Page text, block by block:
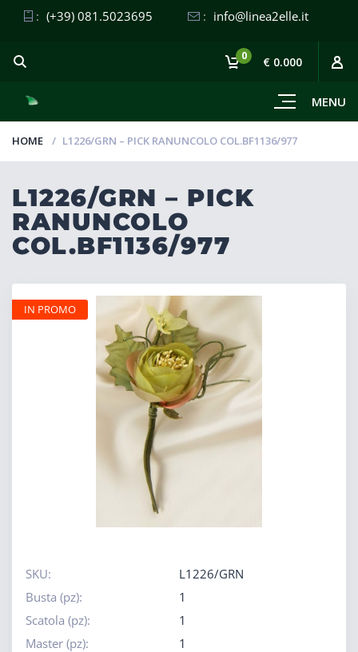
: (+39) 081.5023695 : info@linea2elle.it
MENU
0 € 0.000
HOME L1226/GRN – PICK RANUNCOLO COL.BF1136/977
L1226/GRN – PICK
RANUNCOLO
COL.BF1136/977
SKU:
L1226/GRN
Busta (pz):
1
Scatola (pz):
1
Master (pz):
1
IN PROMO